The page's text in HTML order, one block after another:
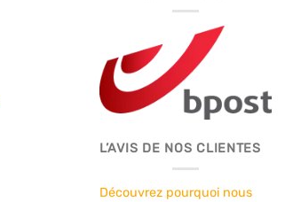
L’AVIS DE NOS CLIENTES
Découvrez pourquoi nous